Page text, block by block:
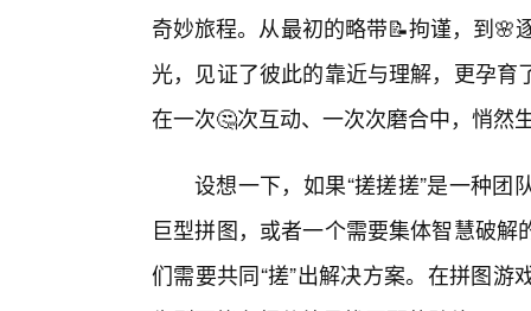
奇妙旅程。从最初的略带📝拘谨，到🌸
光，见证了彼此的靠近与理解，更孕
在一次🤔次互动、一次次磨合中，悄然
设想一下，如果“搓搓搓”是一种
巨型拼图，或者一个需要集体智慧破
们需要共同“搓”出解决方案。在拼图